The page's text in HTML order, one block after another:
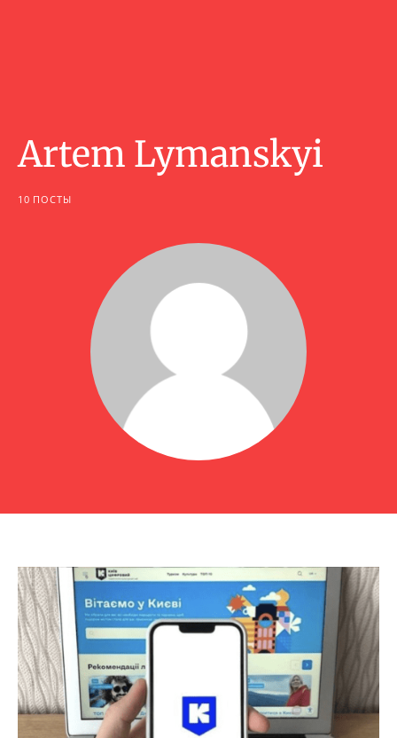
Artem Lymanskyi
10 ПОСТЫ